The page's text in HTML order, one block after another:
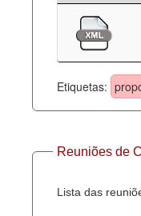
Etiquetas:
Reuniões de
Lista das